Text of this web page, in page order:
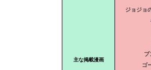
主な掲載漫画
ジョジョ
ブ
ゴ